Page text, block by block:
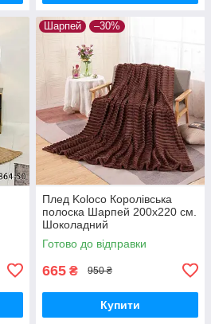
Шарпей –30%
Плед Koloco Королівська
полоска Шарпей 200х220 см.
Шоколадний
Готово до відправки
665 ₴ 950 ₴
Купити